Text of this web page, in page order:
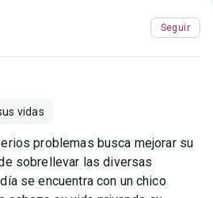
Seguir
vidas
problemas busca mejorar su
sobrellevar las diversas
se encuentra con un chico